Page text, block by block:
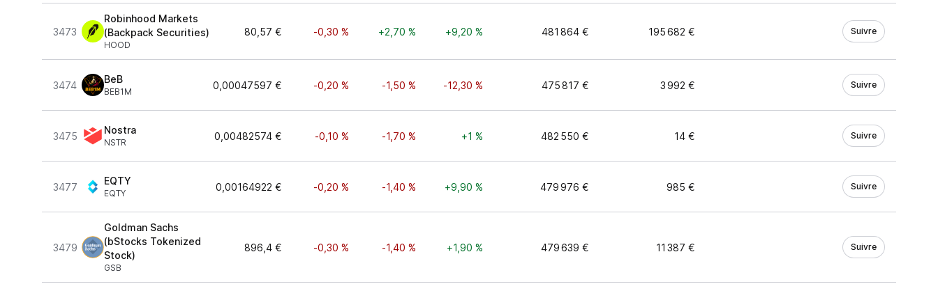
3473
Robinhood Markets
(Backpack Securities)
HOOD
80,57 € -0,30 % +2,70 % +9,20 % 481 864 € 195 682 € Suivre
3474
BeB
BEB1M
0,00047597 € -0,20 % -1,50 % -12,30 % 475 817 € 3 992 € Suivre
3475
Nostra
NSTR
0,00482574 € -0,10 % -1,70 % +1 % 482 550 € 14 € Suivre
3477
EQTY
EQTY
0,00164922 € -0,20 % -1,40 % +9,90 % 479 976 € 985 € Suivre
3479
Goldman Sachs
(bStocks Tokenized
Stock)
GSB
896,4 € -0,30 % -1,40 % +1,90 % 479 639 € 11 387 € Suivre